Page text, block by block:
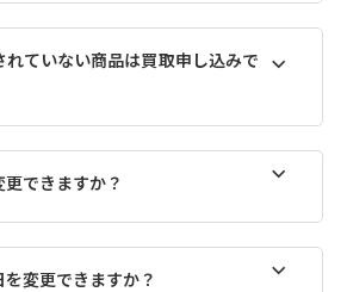
ていない商品は買取申し込みで
できますか？
変更できますか？